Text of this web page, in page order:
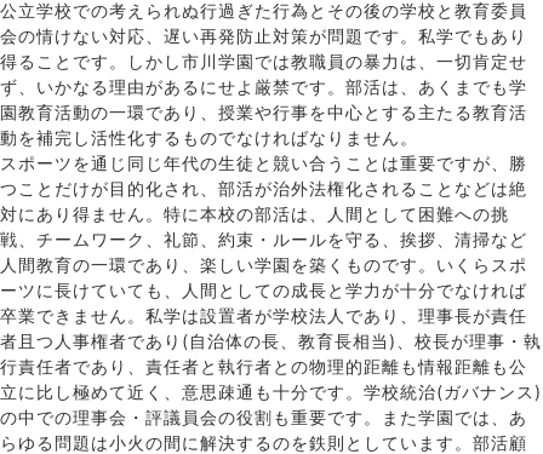
公立学校での考えられぬ行過ぎた行為とその後の学校と教育委員
会の情けない対応、遅い再発防止対策が問題です。私学でもあり
得ることです。しかし市川学園では教職員の暴力は、一切肯定せ
ず、いかなる理由があるにせよ厳禁です。部活は、あくまでも学
園教育活動の一環であり、授業や行事を中心とする主たる教育活
動を補完し活性化するものでなければなりません。
スポーツを通じ同じ年代の生徒と競い合うことは重要ですが、勝
つことだけが目的化され、部活が治外法権化されることなどは絶
対にあり得ません。特に本校の部活は、人間として困難への挑
戦、チームワーク、礼節、約束・ルールを守る、挨拶、清掃など
人間教育の一環であり、楽しい学園を築くものです。いくらスポ
ーツに長けていても、人間としての成長と学力が十分でなければ
卒業できません。私学は設置者が学校法人であり、理事長が責任
者且つ人事権者であり(自治体の長、教育長相当)、校長が理事・執
行責任者であり、責任者と執行者との物理的距離も情報距離も公
立に比し極めて近く、意思疎通も十分です。学校統治(ガバナンス)
の中での理事会・評議員会の役割も重要です。また学園では、あ
らゆる問題は小火の間に解決するのを鉄則としています。部活顧